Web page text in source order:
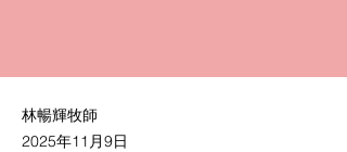
林暢輝牧師
2025年11月9日